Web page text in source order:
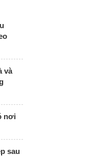
và
nơi
sau